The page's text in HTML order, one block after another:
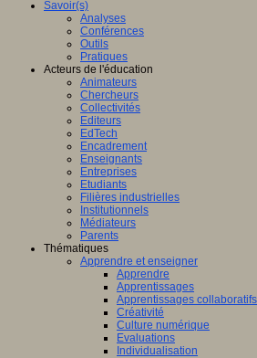
Savoir(s)
Analyses
Conférences
Outils
Pratiques
Acteurs de l'éducation
Animateurs
Chercheurs
Collectivités
Editeurs
EdTech
Encadrement
Enseignants
Entreprises
Etudiants
Filières industrielles
Institutionnels
Médiateurs
Parents
Thématiques
Apprendre et enseigner
Apprendre
Apprentissages
Apprentissages collaboratifs
Créativité
Culture numérique
Evaluations
Individualisation